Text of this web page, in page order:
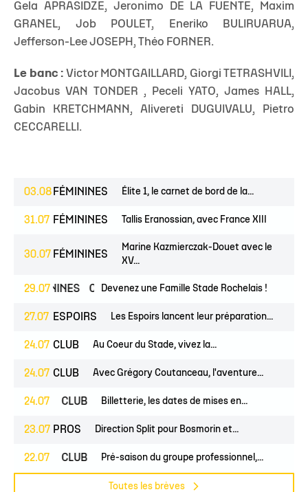
Gela APRASIDZE, Jeronimo DE LA FUENTE, Maxim
GRANEL, Job POULET, Eneriko BULIRUARUA,
Jefferson-Lee JOSEPH, Théo FORNER.
Le banc : Victor MONTGAILLARD, Giorgi TETRASHVILI,
Jacobus VAN TONDER , Peceli YATO, James HALL,
Gabin KRETCHMANN, Alivereti DUGUIVALU, Pietro
CECCARELLI.
03.08 FÉMININES Élite 1, le carnet de bord de la...
31.07 FÉMININES Tallis Eranossian, avec France XIII
30.07 FÉMININES
Marine Kazmierczak-Douet avec le
XV...
29.07
FÉMININES CLUB Devenez une Famille Stade Rochelais !
27.07 ESPOIRS Les Espoirs lancent leur préparation...
24.07 CLUB Au Coeur du Stade, vivez la...
24.07 CLUB Avec Grégory Coutanceau, l'aventure...
24.07
PROS CLUB Billetterie, les dates de mises en...
23.07 PROS Direction Split pour Bosmorin et...
22.07
PROS CLUB Pré-saison du groupe professionnel,...
Toutes les brèves